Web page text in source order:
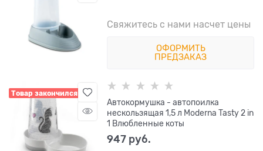
Свяжитесь с нами насчет цены
ОФОРМИТЬ
ПРЕДЗАКАЗ
Товар закончился
Автокормушка - автопоилка
нескользящая 1,5 л Moderna Tasty 2 in
1 Влюбленные коты
947 руб.